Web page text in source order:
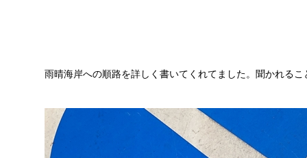
雨晴海岸への順路を詳しく書いてくれてました。聞かれる